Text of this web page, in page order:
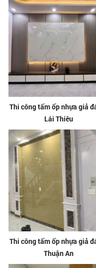
Thi công tấm ốp nhựa giả
Lái Thiêu
Thi công tấm ốp nhựa giả
Thuận An